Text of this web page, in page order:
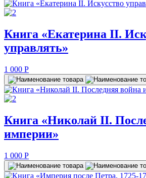
Книга «Екатерина II.
управлять»
1 000 P
Книга «Николай II.
империи»
1 000 P